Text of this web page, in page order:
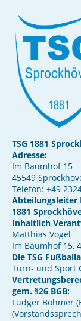
TSG 1881
Adresse:
Im Baumhof 15
45549
Telefon: +49
Abteilungsleiter
1881
Inhaltlich
Matthias Vogel
Im Baumhof 15,
Die TSG
Turn- und Sport
gem. §26 BGB:
Ludger Böhmer